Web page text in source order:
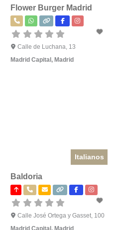
Flower Burger Madrid
Calle de Luchana, 13
Madrid Capital, Madrid
Italianos
Baldoria
Calle José Ortega y Gasset, 100